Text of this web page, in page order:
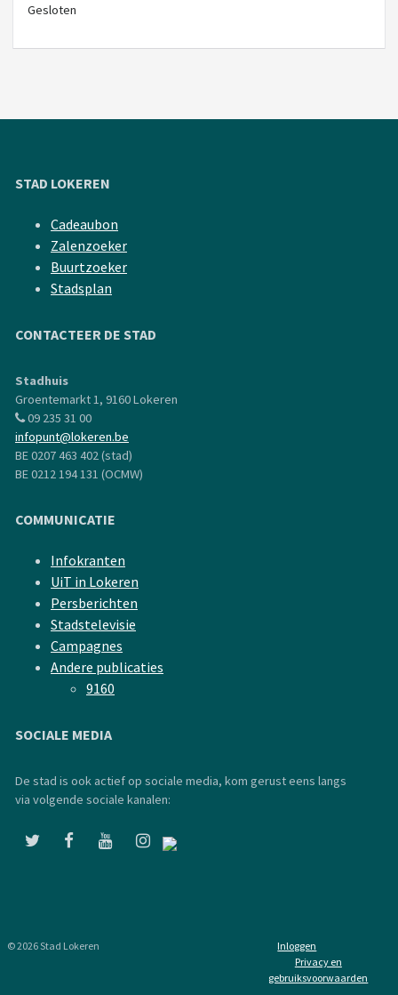
Gesloten
STAD LOKEREN
Cadeaubon
Zalenzoeker
Buurtzoeker
Stadsplan
CONTACTEER DE STAD
Stadhuis
Groentemarkt 1, 9160 Lokeren
09 235 31 00
infopunt@lokeren.be
BE 0207 463 402 (stad)
BE 0212 194 131 (OCMW)
COMMUNICATIE
Infokranten
UiT in Lokeren
Persberichten
Stadstelevisie
Campagnes
Andere publicaties
9160
SOCIALE MEDIA
De stad is ook actief op sociale media, kom gerust eens langs
via volgende sociale kanalen:
© 2026 Stad Lokeren
Inloggen
Privacy en
gebruiksvoorwaarden